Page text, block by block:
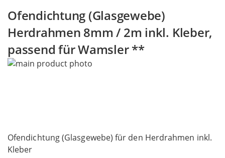
Ofendichtung (Glasgewebe)
Herdrahmen 8mm / 2m inkl. Kleber,
passend für Wamsler **
Ofendichtung (Glasgewebe) für den Herdrahmen inkl.
Kleber
Skip
gallery
to
the